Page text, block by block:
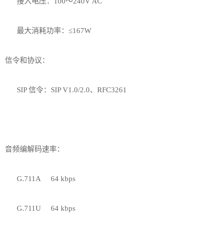
最大消耗功率：≤167W
信令和协议：
SIP 信令：SIP V1.0/2.0、RFC3261
音频编解码速率：
G.711A 64 kbps
G.711U 64 kbps